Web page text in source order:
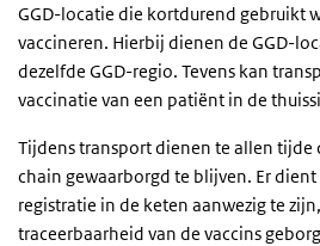
GGD-locatie die kortdurend gebruikt
vaccineren. Hierbij dienen de GGD-
dezelfde GGD-regio. Tevens kan
vaccinatie van een patiënt in de
Tijdens transport dienen te allen tijde
chain gewaarborgd te blijven. Er
registratie in de keten aanwezig te
traceerbaarheid van de vaccins